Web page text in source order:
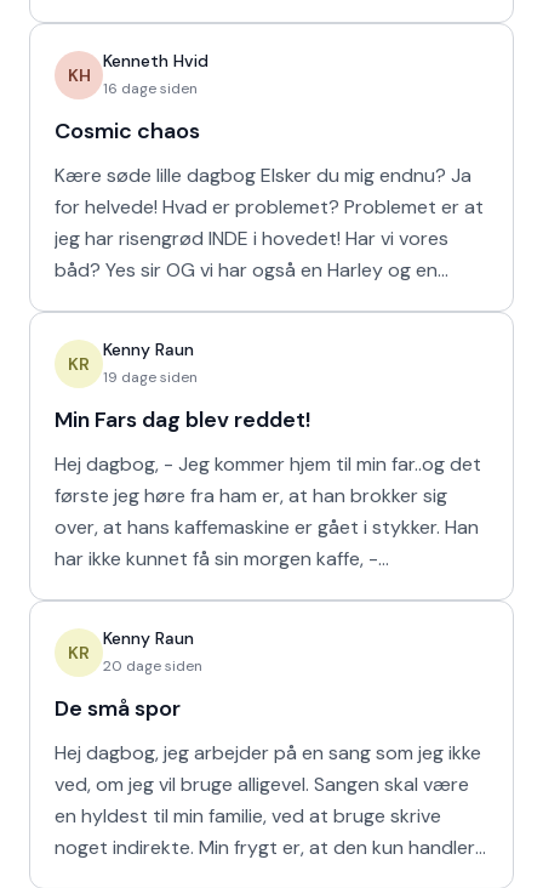
KH
Kenneth Hvid
16 dage siden
Cosmic chaos
Kære søde lille dagbog Elsker du mig endnu? Ja
for helvede! Hvad er problemet? Problemet er at
jeg har risengrød INDE i hovedet! Har vi vores
båd? Yes sir OG vi har også en Harley og en
KR
Kenny Raun
19 dage siden
Min Fars dag blev reddet!
Hej dagbog, - Jeg kommer hjem til min far..og det
første jeg høre fra ham er, at han brokker sig
over, at hans kaffemaskine er gået i stykker. Han
har ikke kunnet få sin morgen kaffe, -
KR
Kenny Raun
20 dage siden
De små spor
Hej dagbog, jeg arbejder på en sang som jeg ikke
ved, om jeg vil bruge alligevel. Sangen skal være
en hyldest til min familie, ved at bruge skrive
noget indirekte. Min frygt er, at den kun handler